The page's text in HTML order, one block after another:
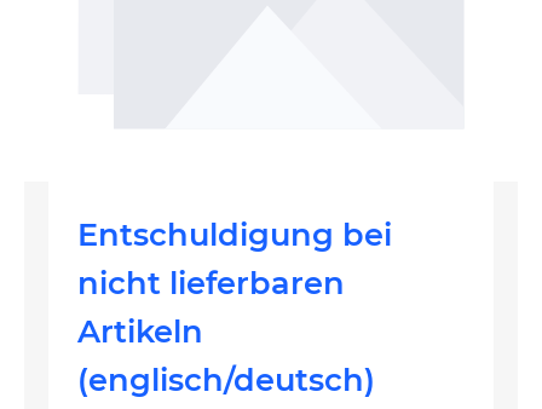
Entschuldigung bei
nicht lieferbaren
Artikeln
(englisch/deutsch)